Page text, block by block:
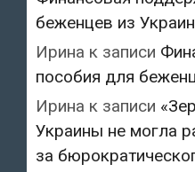
беженцев из
Ирина к записи
пособия для
Ирина к записи
Украины не могла
за